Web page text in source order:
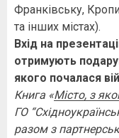
Франківську,
та інших містах).
Вхід на
отримують
якого почалася
Книга «Місто, з
ГО
разом з